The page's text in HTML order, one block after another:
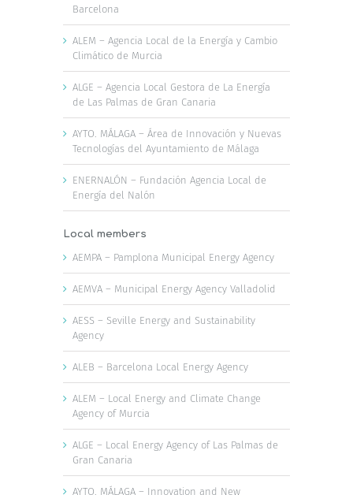
Barcelona
ALEM – Agencia Local de la Energía y Cambio
Climático de Murcia
ALGE – Agencia Local Gestora de La Energía
de Las Palmas de Gran Canaria
AYTO. MÁLAGA – Área de Innovación y Nuevas
Tecnologías del Ayuntamiento de Málaga
ENERNALÓN – Fundación Agencia Local de
Energía del Nalón
Local members
AEMPA – Pamplona Municipal Energy Agency
AEMVA – Municipal Energy Agency Valladolid
AESS – Seville Energy and Sustainability
Agency
ALEB – Barcelona Local Energy Agency
ALEM – Local Energy and Climate Change
Agency of Murcia
ALGE – Local Energy Agency of Las Palmas de
Gran Canaria
AYTO. MÁLAGA – Innovation and New